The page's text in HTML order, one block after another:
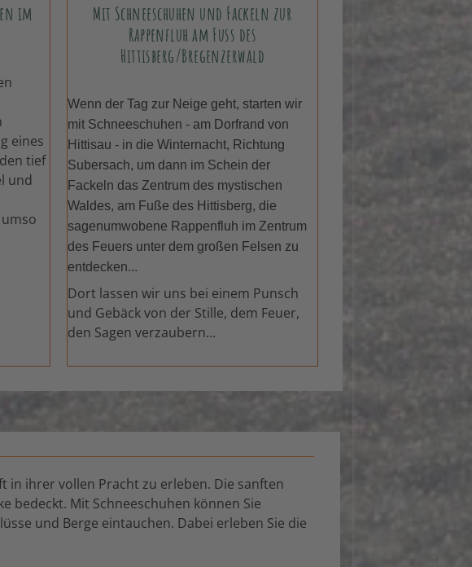
im
eines
tief
und
Mit Schneeschuhen und Fackeln zur
Rappenfluh am Fuss des
Hittisberg/Bregenzerwald
Wenn der Tag zur Neige geht, starten wir
mit Schneeschuhen - am Dorfrand von
Hittisau - in die Winternacht, Richtung
Subersach, um dann im Schein der
Fackeln das Zentrum des mystischen
Waldes, am Fuße des Hittisberg, die
sagenumwobene Rappenfluh im Zentrum
des Feuers unter dem großen Felsen zu
entdecken...
Dort lassen wir uns bei einem Punsch
und Gebäck von der Stille, dem Feuer,
den Sagen verzaubern...
ihrer vollen Pracht zu erleben. Die sanften
bedeckt. Mit Schneeschuhen können Sie
und Berge eintauchen. Dabei erleben Sie die